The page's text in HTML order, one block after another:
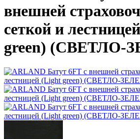
внешней
сеткой и
green) (СВЕТЛО-